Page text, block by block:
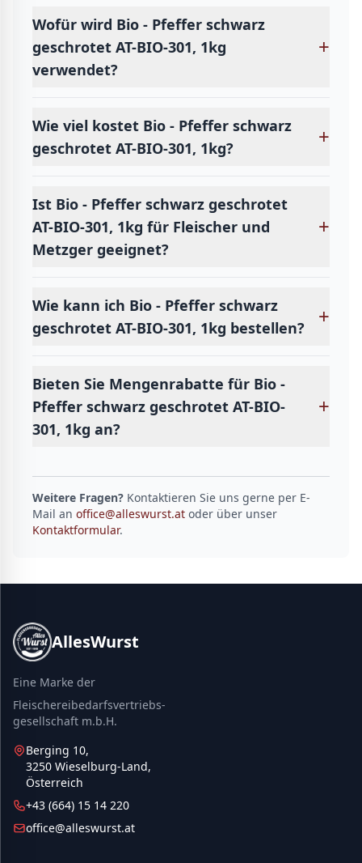
Wofür wird Bio - Pfeffer schwarz
geschrotet AT-BIO-301, 1kg
verwendet?
+
Wie viel kostet Bio - Pfeffer schwarz
geschrotet AT-BIO-301, 1kg?
+
Ist Bio - Pfeffer schwarz geschrotet
AT-BIO-301, 1kg für Fleischer und
Metzger geeignet?
+
Wie kann ich Bio - Pfeffer schwarz
geschrotet AT-BIO-301, 1kg bestellen?
+
Bieten Sie Mengenrabatte für Bio -
Pfeffer schwarz geschrotet AT-BIO-
301, 1kg an?
+
Weitere Fragen? Kontaktieren Sie uns gerne per E-
Mail an office@alleswurst.at oder über unser
Kontaktformular.
AllesWurst
Eine Marke der
Fleischereibedarfsvertriebs-
gesellschaft m.b.H.
Berging 10,
3250 Wieselburg-Land,
Österreich
+43 (664) 15 14 220
office@alleswurst.at